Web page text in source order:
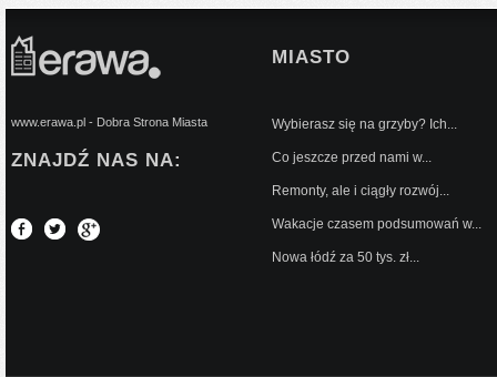
www.erawa.pl - Dobra Strona Miasta
ZNAJDŹ NAS NA:
MIASTO
Wybierasz się na grzyby? Ich...
Co jeszcze przed nami w...
Remonty, ale i ciągły rozwój...
Wakacje czasem podsumowań w...
Nowa łódź za 50 tys. zł...